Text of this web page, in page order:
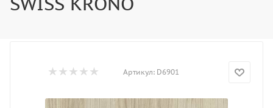
Артикул: D6901